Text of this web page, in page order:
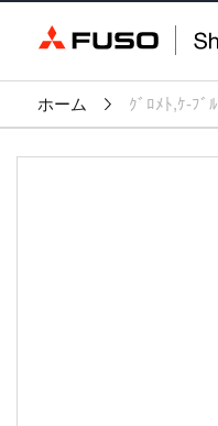
ホーム ｸﾞﾛﾒﾄ,ｹ-ﾌﾞﾙ